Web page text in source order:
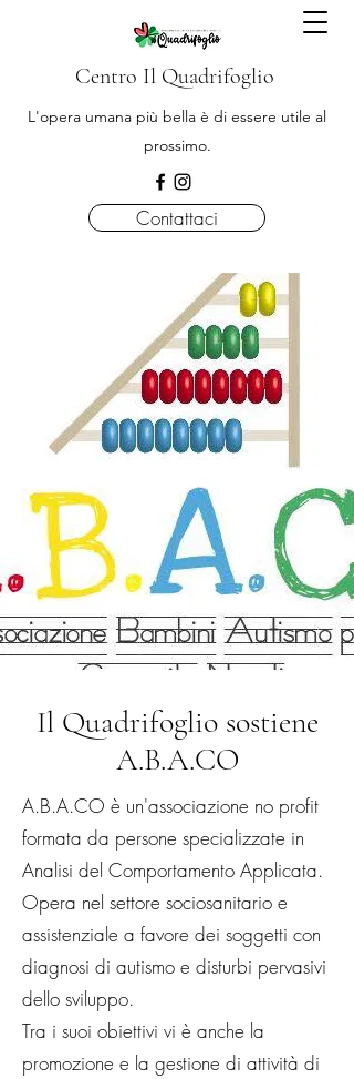
Centro Il Quadrifoglio
L'opera umana più bella è di essere utile al
prossimo.
Contattaci
Il Quadrifoglio sostiene
A.B.A.CO
A.B.A.CO è un'associazione no profit
formata da persone specializzate in
Analisi del Comportamento Applicata.
Opera nel settore sociosanitario e
assistenziale a favore dei soggetti con
diagnosi di autismo e disturbi pervasivi
dello sviluppo.
Tra i suoi obiettivi vi è anche la
promozione e la gestione di attività di